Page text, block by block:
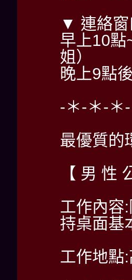
▼ 連絡窗
早上10點
姐）
晚上9點
-＊-＊-＊
最優質的
【 男 性
工作內容
持桌面基
工作地點